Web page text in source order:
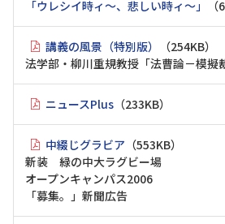
「ウレシイ時ィ～、悲しい時ィ～」
講義の風景（特別版）
（254KB）
法学部・柳川重規教授「法曹論－模擬
ニュースPlus （233KB）
中綴じグラビア （553KB）
新装 緑の中大ラグビー場
オープンキャンパス2006
「募集。」新聞広告